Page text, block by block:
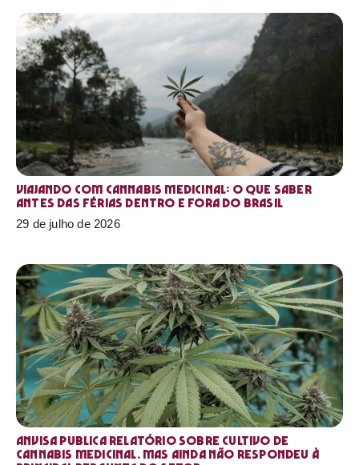
Viajando com cannabis medicinal: o que saber
antes das férias dentro e fora do Brasil
29 de julho de 2026
Anvisa publica relatório sobre cultivo de
Cannabis medicinal. Mas ainda não respondeu à